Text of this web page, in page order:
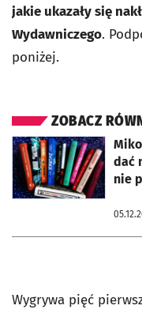
jakie ukazały się
Wydawniczego.
poniżej.
ZOBACZ
dać
nie
otworzy się w nowej karcie
Wygrywa pięć